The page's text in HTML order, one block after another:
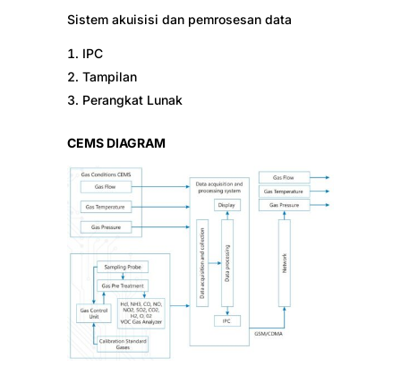
Sistem akuisisi dan pemrosesan data
IPC
Tampilan
Perangkat Lunak
CEMS DIAGRAM